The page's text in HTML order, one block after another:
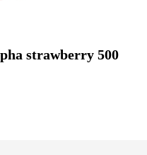
strawberry 500